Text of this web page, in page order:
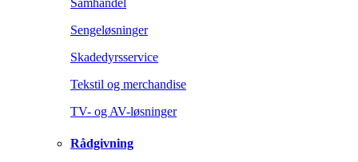
Samhandel
Sengeløsninger
Skadedyrsservice
Tekstil og merchandise
TV- og AV-løsninger
Rådgivning